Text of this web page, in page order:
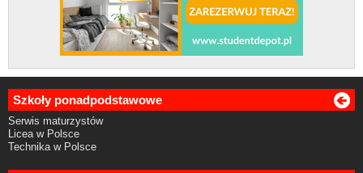
Szkoły ponadpodstawowe
Serwis maturzystów
Licea w Polsce
Technika w Polsce